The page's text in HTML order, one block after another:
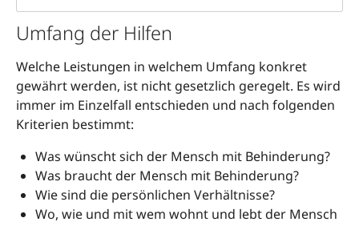
Umfang der Hilfen
Welche Leistungen in welchem Umfang konkret
gewährt werden, ist nicht gesetzlich geregelt. Es wird
immer im Einzelfall entschieden und nach folgenden
Kriterien bestimmt:
Was wünscht sich der Mensch mit Behinderung?
Was braucht der Mensch mit Behinderung?
Wie sind die persönlichen Verhältnisse?
Wo, wie und mit wem wohnt und lebt der Mensch